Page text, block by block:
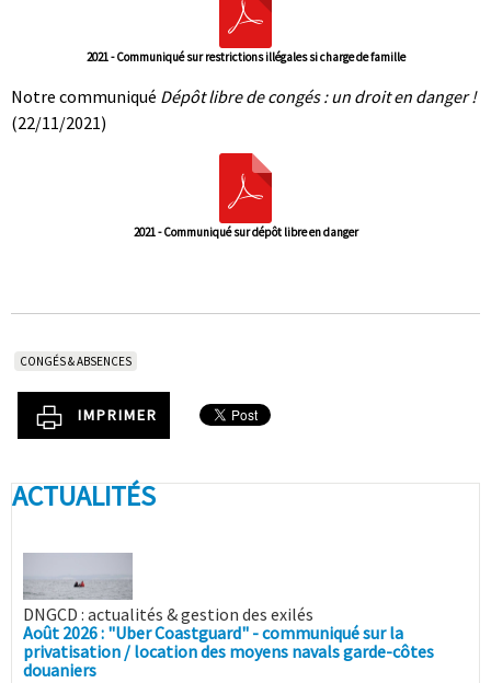
2021 - Communiqué sur restrictions illégales si charge de famille
Notre communiqué Dépôt libre de congés : un droit en danger !
(22/11/2021)
2021 - Communiqué sur dépôt libre en danger
CONGÉS & ABSENCES
IMPRIMER
ACTUALITÉS
DNGCD : actualités & gestion des exilés
Août 2026 : "Uber Coastguard" - communiqué sur la
privatisation / location des moyens navals garde-côtes
douaniers